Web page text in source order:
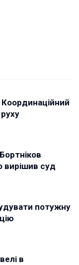
вирішив суд
потужну
в